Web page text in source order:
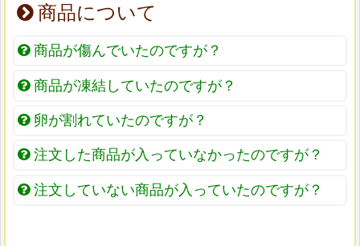
商品について
商品が傷んでいたのですが？
商品が凍結していたのですが？
卵が割れていたのですが？
注文した商品が入っていなかったのですが？
注文していない商品が入っていたのですが？